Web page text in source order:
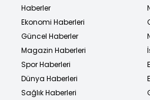
Haberler
Ekonomi Haberleri
Güncel Haberler
Magazin Haberleri
Spor Haberleri
Dünya Haberleri
Sağlık Haberleri